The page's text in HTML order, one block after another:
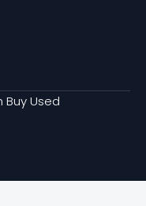
Used